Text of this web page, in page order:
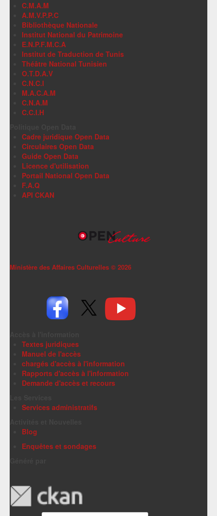
C.M.A.M
A.M.V.P.P.C
Bibliothèque Nationale
Institut National du Patrimoine
E.N.P.F.M.C.A
Institut de Traduction de Tunis
Théâtre National Tunisien
O.T.D.A.V
C.N.C.I
M.A.C.A.M
C.N.A.M
C.C.I.H
Cadre juridique Open Data
Circulaires Open Data
Guide Open Data
Licence d'utilisation
Portail National Open Data
F.A.Q
API CKAN
Ministère des Affaires Culturelles © 2026
Textes juridiques
Manuel de l'accès
chargés d'accès à l'information
Rapports d'accès à l'information
Demande d'accès et recours
Services administratifs
Blog
Enquêtes et sondages